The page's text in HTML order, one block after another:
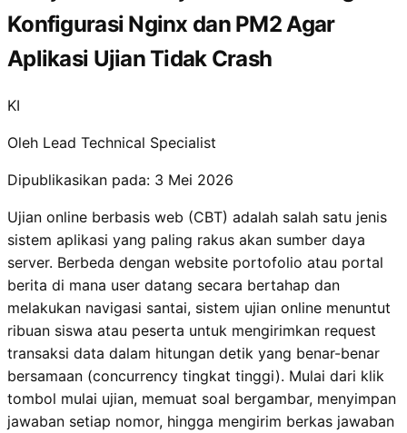
Konfigurasi Nginx dan PM2 Agar
Aplikasi Ujian Tidak Crash
KI
Oleh Lead Technical Specialist
Dipublikasikan pada: 3 Mei 2026
Ujian online berbasis web (CBT) adalah salah satu jenis
sistem aplikasi yang paling rakus akan sumber daya
server. Berbeda dengan website portofolio atau portal
berita di mana user datang secara bertahap dan
melakukan navigasi santai, sistem ujian online menuntut
ribuan siswa atau peserta untuk mengirimkan request
transaksi data dalam hitungan detik yang benar-benar
bersamaan (concurrency tingkat tinggi). Mulai dari klik
tombol mulai ujian, memuat soal bergambar, menyimpan
jawaban setiap nomor, hingga mengirim berkas jawaban